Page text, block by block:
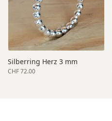
Silberring Herz 3 mm
CHF 72.00